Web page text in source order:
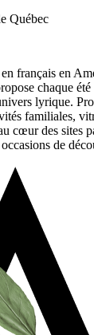
Québec
français en
chaque
lyrique.
familiales,
cœur des sites
de